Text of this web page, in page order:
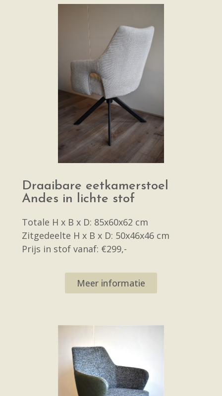
Draaibare eetkamerstoel
Andes in lichte stof
Totale H x B x D: 85x60x62 cm
Zitgedeelte H x B x D: 50x46x46 cm
Prijs in stof vanaf: €299,-
Meer informatie